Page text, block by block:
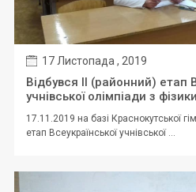
17 Листопада , 2019
Відбувся ll (районний) етап
учнівської олімпіади з фізики
17.11.2019 на базі Краснокутської
етап Всеукраїнської учнівської ...